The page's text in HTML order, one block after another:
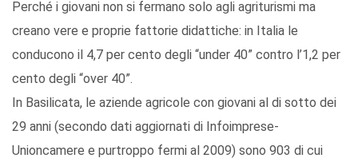
Perché i giovani non si fermano solo agli agriturismi ma
creano vere e proprie fattorie didattiche: in Italia le
conducono il 4,7 per cento degli “under 40” contro l’1,2 per
cento degli “over 40”.
In Basilicata, le aziende agricole con giovani al di sotto dei
29 anni (secondo dati aggiornati di Infoimprese-
Unioncamere e purtroppo fermi al 2009) sono 903 di cui